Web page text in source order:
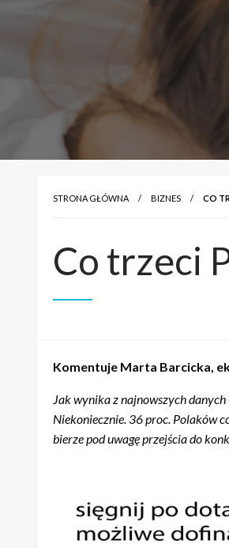
STRONA GŁÓWNA BIZNES CO
Co trzeci
Komentuje Marta Barcicka,
Jak wynika z najnowszych danych
Niekoniecznie. 36 proc. Polaków
bierze pod uwagę przejścia do